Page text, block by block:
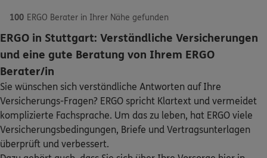
Schaden oder Leistungsfall melden
Bequem online oder telefonisch
Rechnung einreichen
100 ERGO Berater in Ihrer Nähe gefunden
Regionaldirektion Stuttgart
Homepage besuchen
4.9/5 ERGO
Mario Pietsch
Alte Weinsteige 40
ERGO in Stuttgart: Verständliche Versicherungen
und eine gute Beratung von Ihrem ERGO
Berater/in
Sie wünschen sich verständliche Antworten auf Ihre
Versicherungs-Fragen? ERGO spricht Klartext und vermeidet
komplizierte Fachsprache. Um das zu leben, hat ERGO viele
Versicherungsbedingungen, Briefe und Vertragsunterlagen
überprüft und verbessert.